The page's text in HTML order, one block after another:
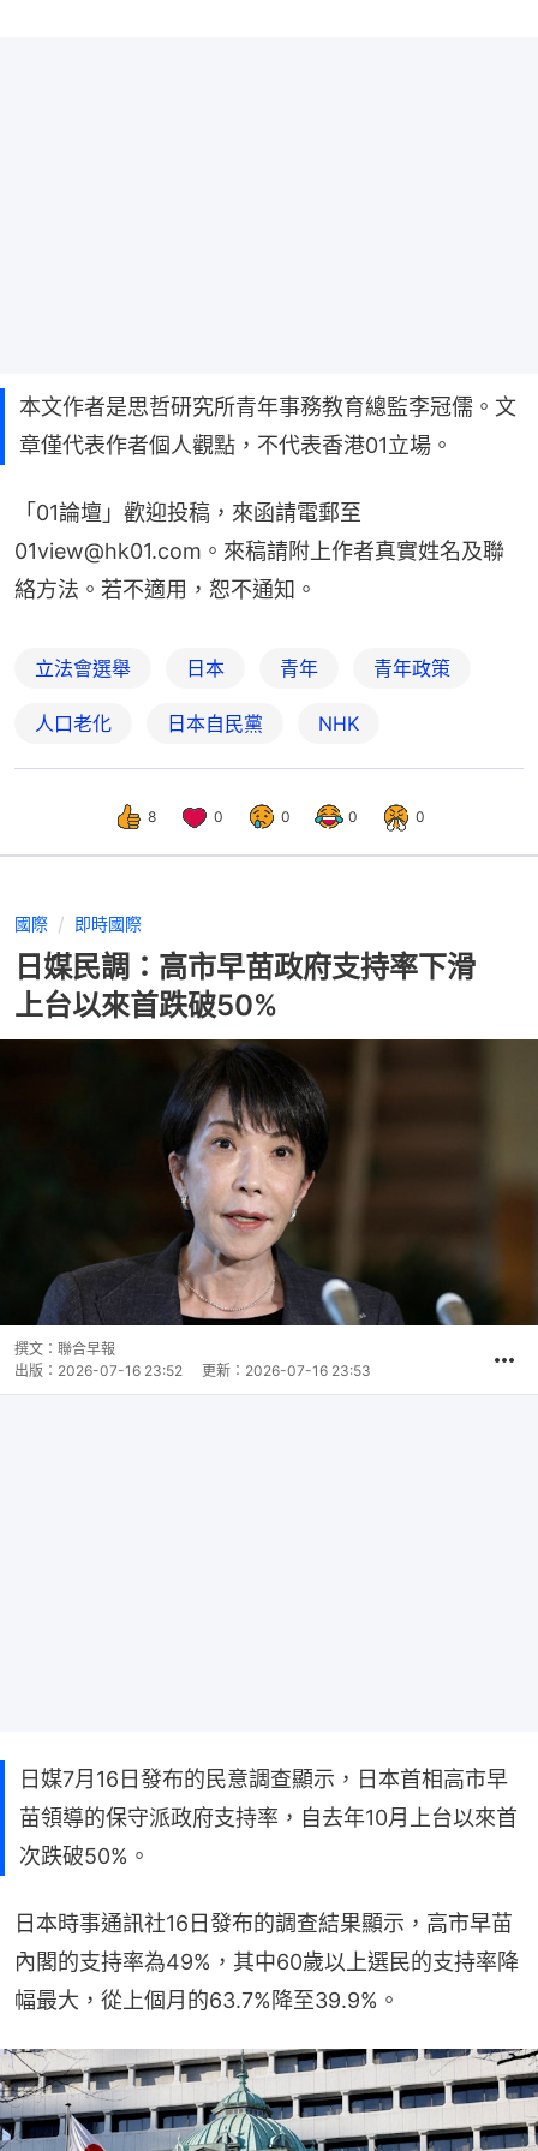
本文作者是思哲研究所青年事務教育總監李冠儒。文
章僅代表作者個人觀點，不代表香港01立場。
「01論壇」歡迎投稿，來函請電郵至
01view@hk01.com。來稿請附上作者真實姓名及聯
絡方法。若不適用，恕不通知。
立法會選舉 日本 青年 青年政策
人口老化 日本自民黨 NHK
8 0 0 0 0
國際 即時國際
日媒民調：高市早苗政府支持率下滑
上台以來首跌破50%
撰文： 聯合早報
出版： 2026-07-16 23:52 更新： 2026-07-16 23:53
日媒7月16日發布的民意調查顯示，日本首相高市早
苗領導的保守派政府支持率，自去年10月上台以來首
次跌破50%。
日本時事通訊社16日發布的調查結果顯示，高市早苗
內閣的支持率為49%，其中60歲以上選民的支持率降
幅最大，從上個月的63.7%降至39.9%。